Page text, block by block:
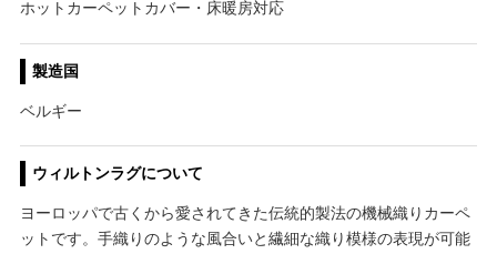
ホットカーペットカバー・床暖房対応
製造国
ベルギー
ウィルトンラグについて
ヨーロッパで古くから愛されてきた伝統的製法の機械織りカーペ
ットです。手織りのような風合いと繊細な織り模様の表現が可能